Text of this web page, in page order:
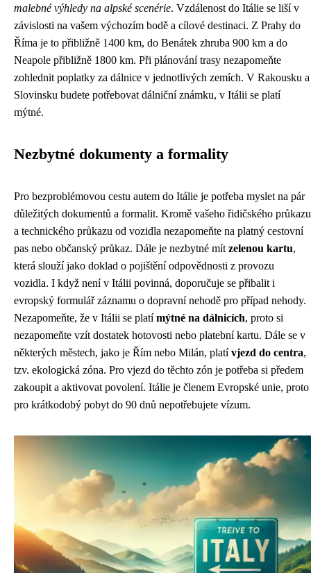
malebné výhledy na alpské scenérie. Vzdálenost do Itálie se liší v
závislosti na vašem výchozím bodě a cílové destinaci. Z Prahy do
Říma je to přibližně 1400 km, do Benátek zhruba 900 km a do
Neapole přibližně 1800 km. Při plánování trasy nezapomeňte
zohlednit poplatky za dálnice v jednotlivých zemích. V Rakousku a
Slovinsku budete potřebovat dálniční známku, v Itálii se platí
mýtné.
Nezbytné dokumenty a formality
Pro bezproblémovou cestu autem do Itálie je potřeba myslet na pár
důležitých dokumentů a formalit. Kromě vašeho řidičského průkazu
a technického průkazu od vozidla nezapomeňte na platný cestovní
pas nebo občanský průkaz. Dále je nezbytné mít zelenou kartu,
která slouží jako doklad o pojištění odpovědnosti z provozu
vozidla. I když není v Itálii povinná, doporučuje se přibalit i
evropský formulář záznamu o dopravní nehodě pro případ nehody.
Nezapomeňte, že v Itálii se platímýtné na dálnicích, proto si
nezapomeňte vzít dostatek hotovosti nebo platební kartu. Dále se v
některých městech, jako je Řím nebo Milán, platívjezd do centra,
tzv. ekologická zóna. Pro vjezd do těchto zón je potřeba si předem
zakoupit a aktivovat povolení. Itálie je členem Evropské unie, proto
pro krátkodobý pobyt do 90 dnů nepotřebujete vízum.